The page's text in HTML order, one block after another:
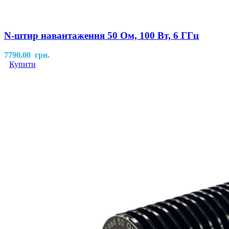
N-штир навантаження 50 Ом, 100 Вт, 6 ГГц
7790,00 грн.
Купити